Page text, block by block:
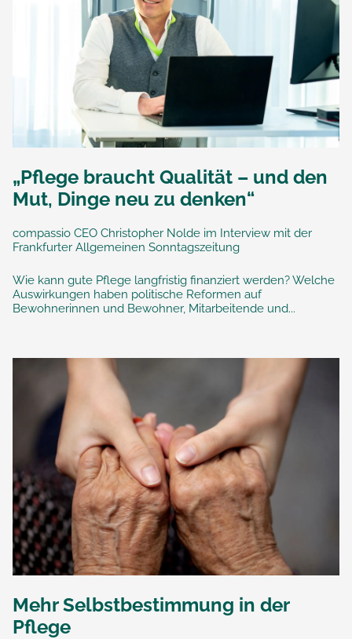
„Pflege braucht Qualität – und den
Mut, Dinge neu zu denken“
compassio CEO Christopher Nolde im Interview mit der
Frankfurter Allgemeinen Sonntagszeitung
Wie kann gute Pflege langfristig finanziert werden? Welche
Auswirkungen haben politische Reformen auf
Bewohnerinnen und Bewohner, Mitarbeitende und...
Mehr Selbstbestimmung in der
Pflege